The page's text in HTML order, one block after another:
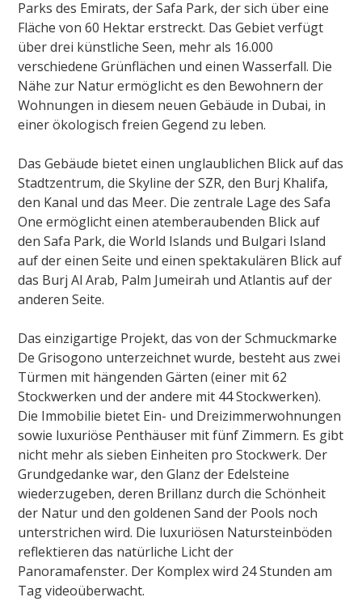
Parks des Emirats, der Safa Park, der sich über eine
Fläche von 60 Hektar erstreckt. Das Gebiet verfügt
über drei künstliche Seen, mehr als 16.000
verschiedene Grünflächen und einen Wasserfall. Die
Nähe zur Natur ermöglicht es den Bewohnern der
Wohnungen in diesem neuen Gebäude in Dubai, in
einer ökologisch freien Gegend zu leben.
Das Gebäude bietet einen unglaublichen Blick auf das
Stadtzentrum, die Skyline der SZR, den Burj Khalifa,
den Kanal und das Meer. Die zentrale Lage des Safa
One ermöglicht einen atemberaubenden Blick auf
den Safa Park, die World Islands und Bulgari Island
auf der einen Seite und einen spektakulären Blick auf
das Burj Al Arab, Palm Jumeirah und Atlantis auf der
anderen Seite.
Das einzigartige Projekt, das von der Schmuckmarke
De Grisogono unterzeichnet wurde, besteht aus zwei
Türmen mit hängenden Gärten (einer mit 62
Stockwerken und der andere mit 44 Stockwerken).
Die Immobilie bietet Ein- und Dreizimmerwohnungen
sowie luxuriöse Penthäuser mit fünf Zimmern. Es gibt
nicht mehr als sieben Einheiten pro Stockwerk. Der
Grundgedanke war, den Glanz der Edelsteine
wiederzugeben, deren Brillanz durch die Schönheit
der Natur und den goldenen Sand der Pools noch
unterstrichen wird. Die luxuriösen Natursteinböden
reflektieren das natürliche Licht der
Panoramafenster. Der Komplex wird 24 Stunden am
Tag videoüberwacht.